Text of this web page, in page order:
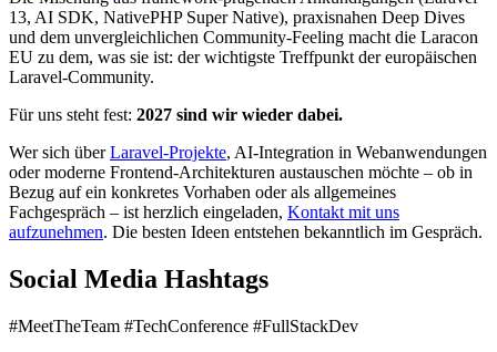
13, AI SDK, NativePHP Super Native), praxisnahen Deep Dives
und dem unvergleichlichen Community-Feeling macht die Laracon
EU zu dem, was sie ist: der wichtigste Treffpunkt der europäischen
Laravel-Community.
Für uns steht fest: 2027 sind wir wieder dabei.
Wer sich überLaravel-Projekte, AI-Integration in Webanwendungen
oder moderne Frontend-Architekturen austauschen möchte – ob in
Bezug auf ein konkretes Vorhaben oder als allgemeines
Fachgespräch – ist herzlich eingeladen, Kontakt mit uns
aufzunehmen. Die besten Ideen entstehen bekanntlich im Gespräch.
Social Media Hashtags
#MeetTheTeam #TechConference #FullStackDev